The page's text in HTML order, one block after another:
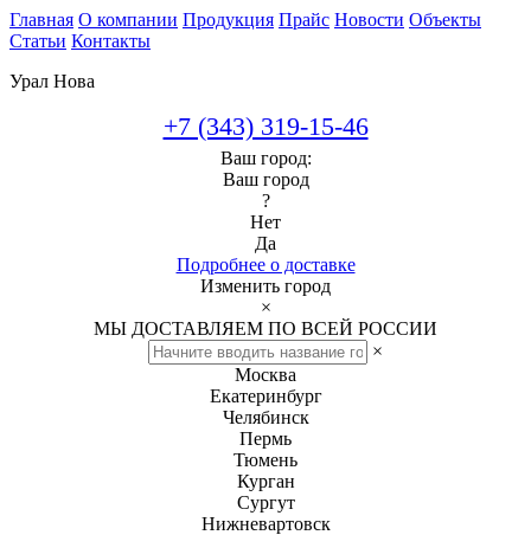
Главная О компании Продукция Прайс Новости Объекты
Статьи Контакты
Урал Нова
+7 (343) 319-15-46
Ваш город:
Ваш город
?
Нет
Да
Подробнее о доставке
Изменить город
×
МЫ ДОСТАВЛЯЕМ ПО ВСЕЙ РОССИИ
×
Москва
Екатеринбург
Челябинск
Пермь
Тюмень
Курган
Сургут
Нижневартовск